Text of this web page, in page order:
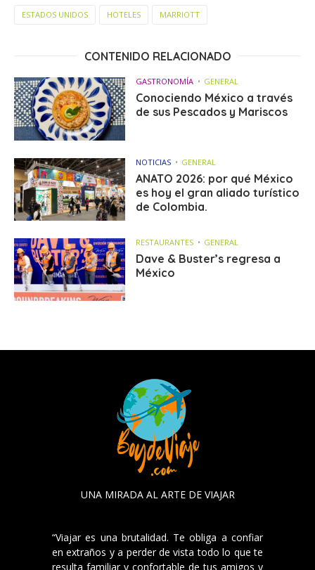
ESTADOS UNIDOS HOTELES MARRIOTT
CONTENIDO RELACIONADO
GASTRONOMÍA GENERAL
Conociendo México a través
de sus Pescados y Mariscos
NOTICIAS GENERAL
ANATO 2026: por qué México
es hoy el gran aliado turístico
de Colombia.
RESTAURANTES GENERAL
Dave & Buster’s regresa a
México
UNA MIRADA AL ARTE DE VIAJAR
“Viajar es una brutalidad. Te obliga a confiar
en extraños y a perder de vista todo lo que te
resulta familiar y confortable de tus amigos y